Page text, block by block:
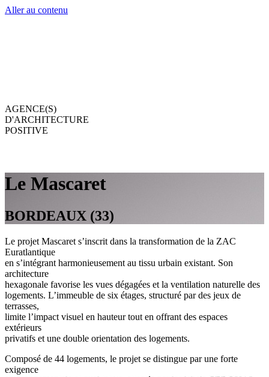
Aller au contenu
AGENCE(S)
D'ARCHITECTURE
POSITIVE
Le Mascaret
BORDEAUX (33)
Le projet Mascaret s’inscrit dans la transformation de la ZAC
Euratlantique
en s’intégrant harmonieusement au tissu urbain existant. Son
architecture
hexagonale favorise les vues dégagées et la ventilation naturelle des
logements. L’immeuble de six étages, structuré par des jeux de
terrasses,
limite l’impact visuel en hauteur tout en offrant des espaces
extérieurs
privatifs et une double orientation des logements.
Composé de 44 logements, le projet se distingue par une forte
exigence